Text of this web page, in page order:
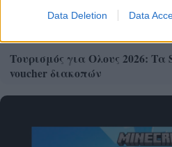
Data Deletion Data
Τουρισμός για Ολους 2026: Τα
voucher διακοπών